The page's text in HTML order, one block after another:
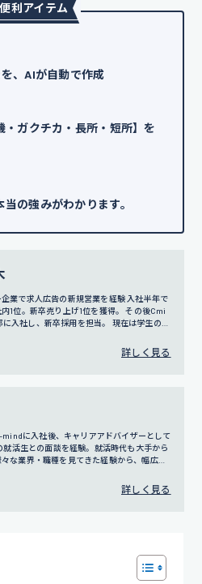
利アイテム
、AIが自動で作成
・ガクチカ・長所・短所】を
の強みがわかります。
業で求人広告の新規営業を経験 入社半年で
1位。新卒売り上げ1位を獲得。 その後Cmi
入社し、新卒採用を担当。 現在は学生の面
詳しく見る
に入社後、キャリアアドバイザーとして
就活生との面談を経験。就活時代も大手から
な業界・職種を見てきた経験から、幅広い
詳しく見る